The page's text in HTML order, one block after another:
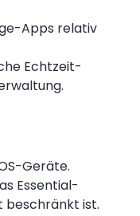
Apps relativ
Echtzeit-
Geräte.
Essential-
beschränkt ist.